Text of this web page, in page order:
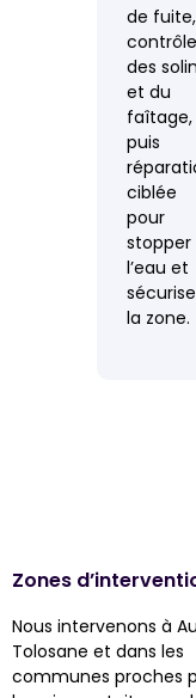
de fuite,
contrôle
des
et du
faîtage,
puis
ciblée
pour
stopper
l’eau et
la zone.
Zones
Nous intervenons à
Tolosane et dans les
communes proches